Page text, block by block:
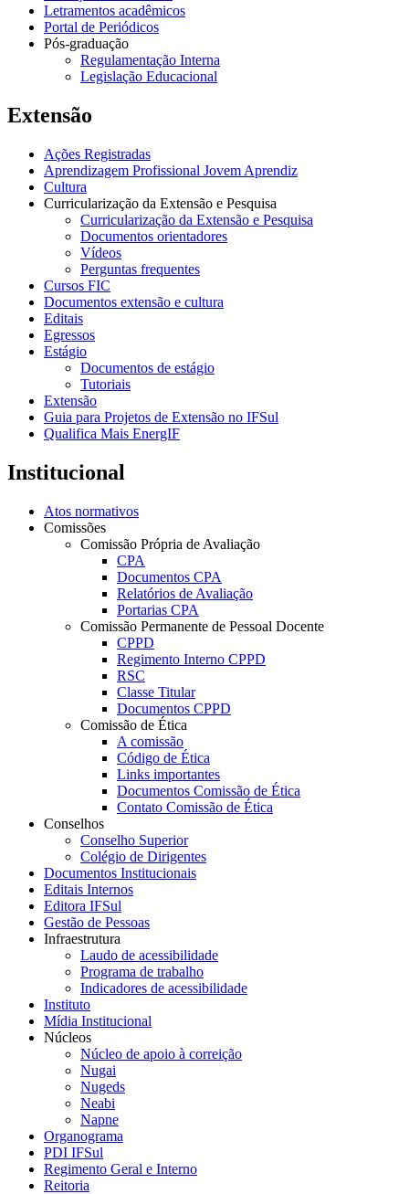
Letramentos acadêmicos
Portal de Periódicos
Pós-graduação
Regulamentação Interna
Legislação Educacional
Extensão
Ações Registradas
Aprendizagem Profissional Jovem Aprendiz
Cultura
Curricularização da Extensão e Pesquisa
Curricularização da Extensão e Pesquisa
Documentos orientadores
Vídeos
Perguntas frequentes
Cursos FIC
Documentos extensão e cultura
Editais
Egressos
Estágio
Documentos de estágio
Tutoriais
Extensão
Guia para Projetos de Extensão no IFSul
Qualifica Mais EnergIF
Institucional
Atos normativos
Comissões
Comissão Própria de Avaliação
CPA
Documentos CPA
Relatórios de Avaliação
Portarias CPA
Comissão Permanente de Pessoal Docente
CPPD
Regimento Interno CPPD
RSC
Classe Titular
Documentos CPPD
Comissão de Ética
A comissão
Código de Ética
Links importantes
Documentos Comissão de Ética
Contato Comissão de Ética
Conselhos
Conselho Superior
Colégio de Dirigentes
Documentos Institucionais
Editais Internos
Editora IFSul
Gestão de Pessoas
Infraestrutura
Laudo de acessibilidade
Programa de trabalho
Indicadores de acessibilidade
Instituto
Mídia Institucional
Núcleos
Núcleo de apoio à correição
Nugai
Nugeds
Neabi
Napne
Organograma
PDI IFSul
Regimento Geral e Interno
Reitoria